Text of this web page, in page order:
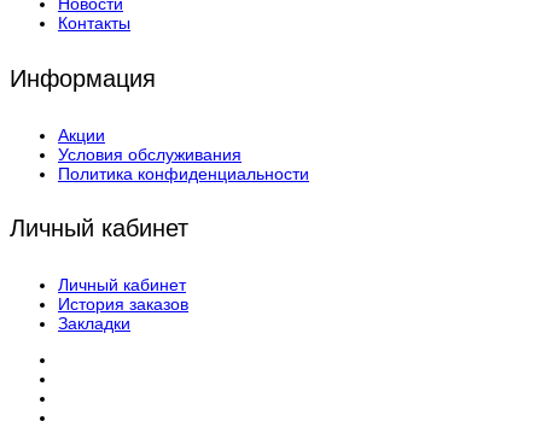
Новости
Контакты
Информация
Акции
Условия обслуживания
Политика конфиденциальности
Личный кабинет
Личный кабинет
История заказов
Закладки